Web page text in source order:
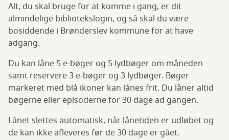
Alt, du skal bruge for at komme i gang, er dit
almindelige bibliotekslogin, og så skal du være
bosiddende i Brønderslev kommune for at have
adgang.
Du kan låne 5 e-bøger og 5 lydbøger om måneden
samt reservere 3 e-bøger og 3 lydbøger. Bøger
markeret med blå ikoner kan lånes frit. Du låner altid
bøgerne eller episoderne for 30 dage ad gangen.
Lånet slettes automatisk, når lånetiden er udløbet og
de kan ikke afleveres før de 30 dage er gået.